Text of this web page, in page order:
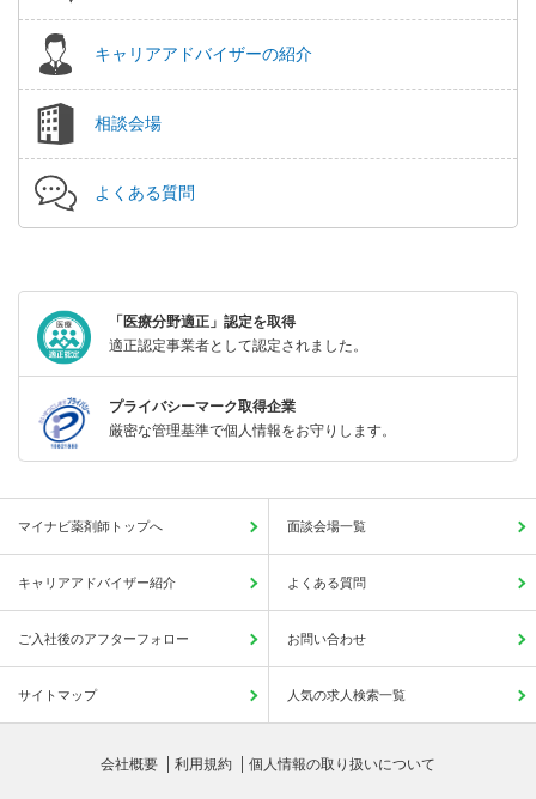
キャリアアドバイザーの紹介
相談会場
よくある質問
「医療分野適正」認定を取得
適正認定事業者として認定されました。
プライバシーマーク取得企業
厳密な管理基準で個人情報をお守りします。
マイナビ薬剤師トップへ 面談会場一覧
キャリアアドバイザー紹介 よくある質問
ご入社後のアフターフォロー お問い合わせ
サイトマップ 人気の求人検索一覧
会社概要 利用規約 個人情報の取り扱いについて